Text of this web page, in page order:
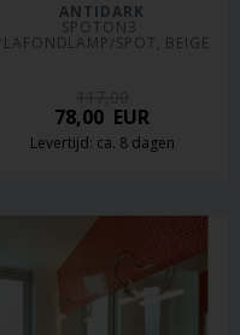
ANTIDARK
SPOTON3
SPOT, BEIGE
78,00 EUR
Levertijd: ca. 8 dagen